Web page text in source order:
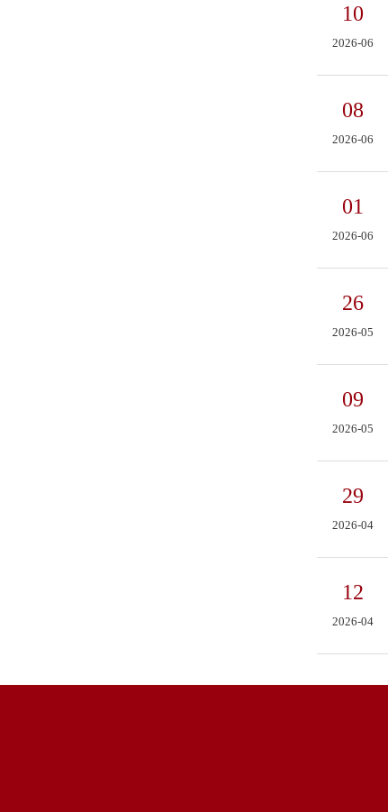
10
2026-06
08
2026-06
01
2026-06
26
2026-05
09
2026-05
29
2026-04
12
2026-04